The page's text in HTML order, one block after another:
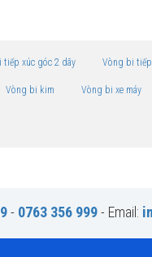
tiếp xúc góc 2 dãy Vòng bi tiếp
Vòng bi kim Vòng bi xe máy
- 0763 356 999- Email: